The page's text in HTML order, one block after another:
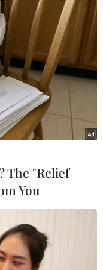
thường
xây dựng hệ
thức có hiệu
Công đoàn
xuất sắc nhiệm
giao phó.
Đảng đoàn,
động Việt
viên Đảng
Ủy viên Đoàn
Việt Nam.
The "Relief
You